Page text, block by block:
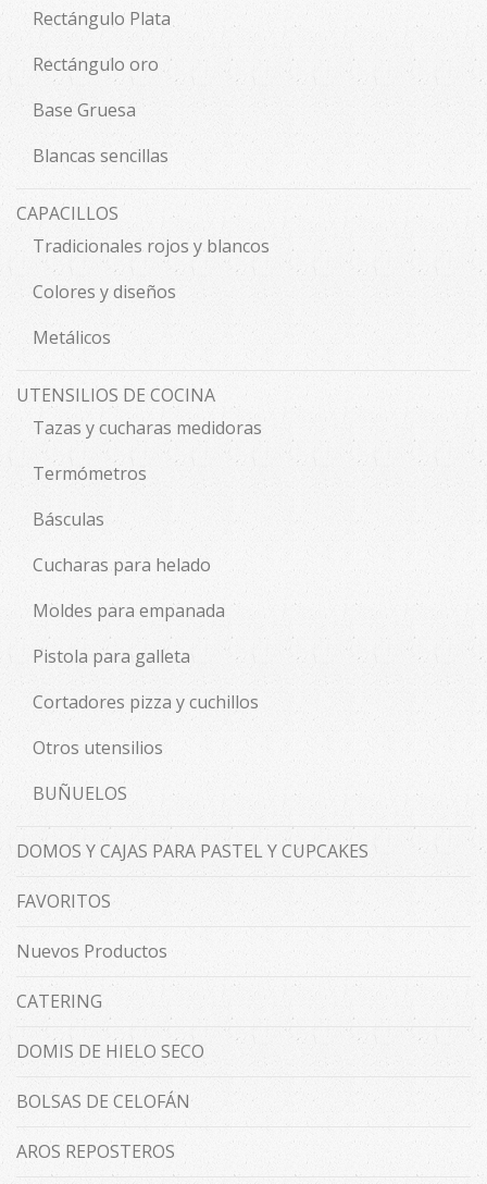
Rectángulo Plata
Rectángulo oro
Base Gruesa
Blancas sencillas
CAPACILLOS
Tradicionales rojos y blancos
Colores y diseños
Metálicos
UTENSILIOS DE COCINA
Tazas y cucharas medidoras
Termómetros
Básculas
Cucharas para helado
Moldes para empanada
Pistola para galleta
Cortadores pizza y cuchillos
Otros utensilios
BUÑUELOS
DOMOS Y CAJAS PARA PASTEL Y CUPCAKES
FAVORITOS
Nuevos Productos
CATERING
DOMIS DE HIELO SECO
BOLSAS DE CELOFÁN
AROS REPOSTEROS